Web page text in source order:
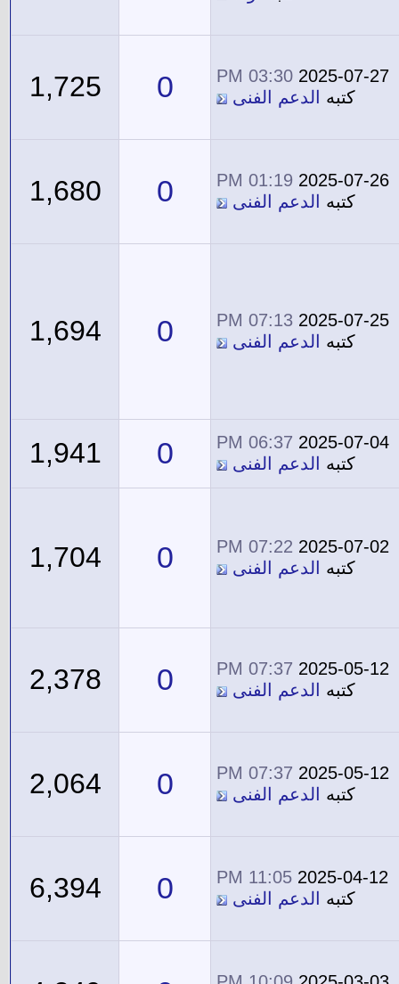
2025-07-27
03:30 PM
كتبه
الدعم الفنى 0
1,725
2025-07-26
01:19 PM
كتبه
الدعم الفنى 0
1,680
2025-07-25
07:13 PM
كتبه
الدعم الفنى 0
1,694
2025-07-04
06:37 PM
كتبه
الدعم الفنى 0
1,941
2025-07-02
07:22 PM
كتبه
الدعم الفنى 0
1,704
2025-05-12
07:37 PM
كتبه
الدعم الفنى 0
2,378
2025-05-12
07:37 PM
كتبه
الدعم الفنى 0
2,064
2025-04-12
11:05 PM
كتبه
الدعم الفنى 0
6,394